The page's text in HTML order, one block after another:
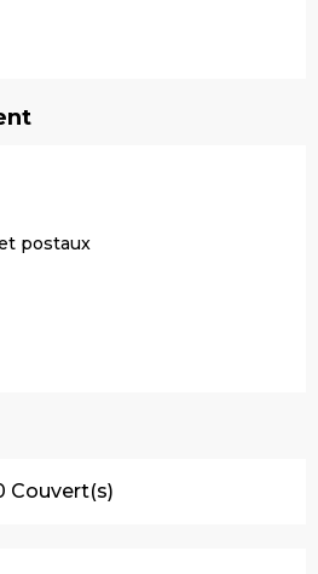
postaux
Couvert(s)